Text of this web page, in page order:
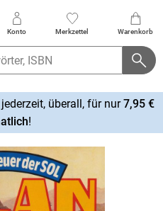
Konto Merkzettel Warenkorb
überall, für nur7,95 €
!